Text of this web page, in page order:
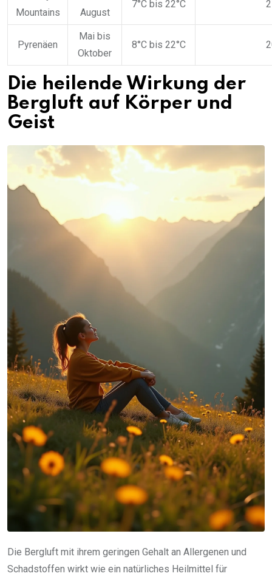
Mountains
August
7°C bis 22°C
Pyrenäen
Mai bis
Oktober
8°C bis 22°C
Die heilende Wirkung der
Bergluft auf Körper und
Geist
Die Bergluft mit ihrem geringen Gehalt an Allergenen und
Schadstoffen wirkt wie ein natürliches Heilmittel für